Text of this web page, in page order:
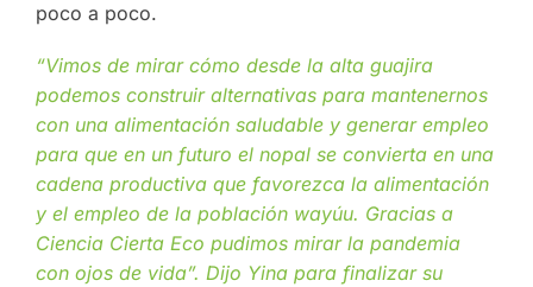
poco a poco.
“Vimos de mirar cómo desde la alta guajira
podemos construir alternativas para mantenernos
con una alimentación saludable y generar empleo
para que en un futuro el nopal se convierta en una
cadena productiva que favorezca la alimentación
y el empleo de la población wayúu. Gracias a
Ciencia Cierta Eco pudimos mirar la pandemia
con ojos de vida”. Dijo Yina para finalizar su